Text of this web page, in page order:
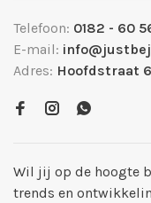
Telefoon: 0182 - 60
E-mail:
Adres: Hoofdstraat
Wil jij op de hoogte
trends en